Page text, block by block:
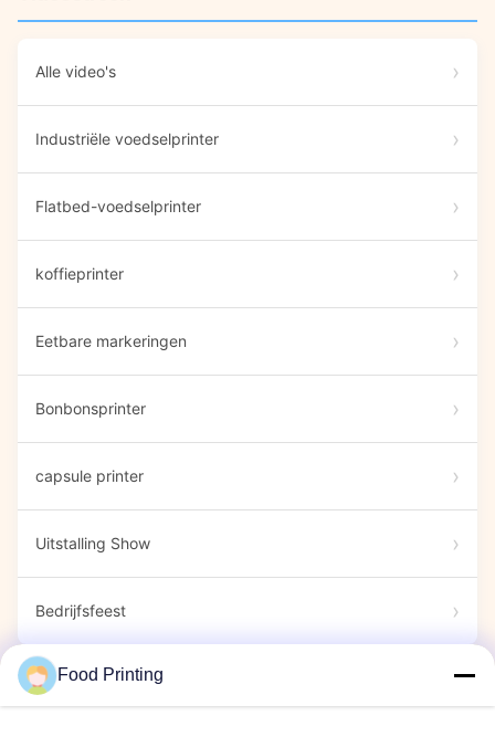
Alle video's
Industriële voedselprinter
Flatbed-voedselprinter
koffieprinter
Eetbare markeringen
Bonbonsprinter
capsule printer
Uitstalling Show
Bedrijfsfeest
Food Printing